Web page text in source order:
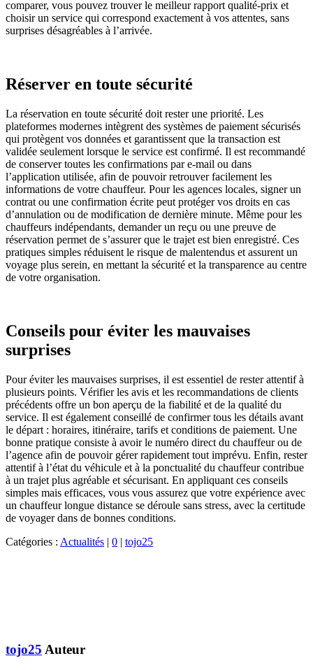
comparer, vous pouvez trouver le meilleur rapport qualité-prix et
choisir un service qui correspond exactement à vos attentes, sans
surprises désagréables à l’arrivée.
Réserver en toute sécurité
La réservation en toute sécurité doit rester une priorité. Les
plateformes modernes intègrent des systèmes de paiement sécurisés
qui protègent vos données et garantissent que la transaction est
validée seulement lorsque le service est confirmé. Il est recommandé
de conserver toutes les confirmations par e-mail ou dans
l’application utilisée, afin de pouvoir retrouver facilement les
informations de votre chauffeur. Pour les agences locales, signer un
contrat ou une confirmation écrite peut protéger vos droits en cas
d’annulation ou de modification de dernière minute. Même pour les
chauffeurs indépendants, demander un reçu ou une preuve de
réservation permet de s’assurer que le trajet est bien enregistré. Ces
pratiques simples réduisent le risque de malentendus et assurent un
voyage plus serein, en mettant la sécurité et la transparence au centre
de votre organisation.
Conseils pour éviter les mauvaises
surprises
Pour éviter les mauvaises surprises, il est essentiel de rester attentif à
plusieurs points. Vérifier les avis et les recommandations de clients
précédents offre un bon aperçu de la fiabilité et de la qualité du
service. Il est également conseillé de confirmer tous les détails avant
le départ : horaires, itinéraire, tarifs et conditions de paiement. Une
bonne pratique consiste à avoir le numéro direct du chauffeur ou de
l’agence afin de pouvoir gérer rapidement tout imprévu. Enfin, rester
attentif à l’état du véhicule et à la ponctualité du chauffeur contribue
à un trajet plus agréable et sécurisant. En appliquant ces conseils
simples mais efficaces, vous vous assurez que votre expérience avec
un chauffeur longue distance se déroule sans stress, avec la certitude
de voyager dans de bonnes conditions.
Catégories : Actualités | 0 | tojo25
tojo25 Auteur